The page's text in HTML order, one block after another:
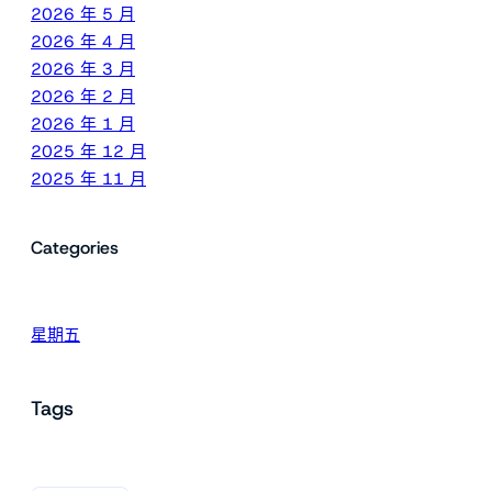
2026 年 5 月
2026 年 4 月
2026 年 3 月
2026 年 2 月
2026 年 1 月
2025 年 12 月
2025 年 11 月
Categories
星期五
Tags